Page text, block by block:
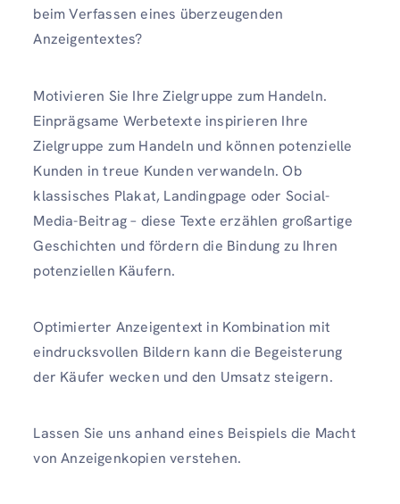
beim Verfassen eines überzeugenden
Anzeigentextes?
Motivieren Sie Ihre Zielgruppe zum Handeln.
Einprägsame Werbetexte inspirieren Ihre
Zielgruppe zum Handeln und können potenzielle
Kunden in treue Kunden verwandeln. Ob
klassisches Plakat, Landingpage oder Social-
Media-Beitrag – diese Texte erzählen großartige
Geschichten und fördern die Bindung zu Ihren
potenziellen Käufern.
Optimierter Anzeigentext in Kombination mit
eindrucksvollen Bildern kann die Begeisterung
der Käufer wecken und den Umsatz steigern.
Lassen Sie uns anhand eines Beispiels die Macht
von Anzeigenkopien verstehen.